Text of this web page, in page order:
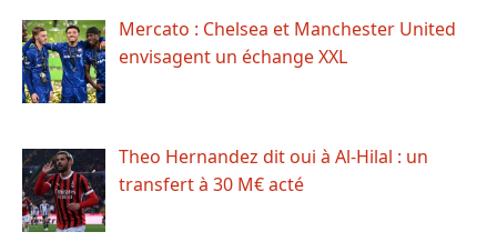
Mercato : Chelsea et Manchester United
envisagent un échange XXL
Theo Hernandez dit oui à Al-Hilal : un
transfert à 30 M€ acté